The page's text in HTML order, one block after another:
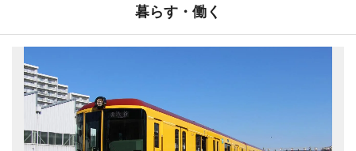
暮らす・働く